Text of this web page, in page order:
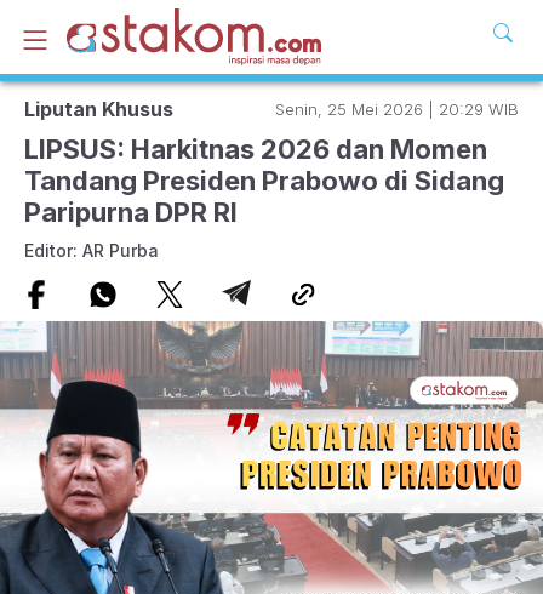
Liputan Khusus Senin, 25 Mei 2026 | 20:29 WIB
LIPSUS: Harkitnas 2026 dan Momen
Tandang Presiden Prabowo di Sidang
Paripurna DPR RI
Editor: AR Purba